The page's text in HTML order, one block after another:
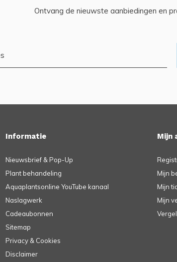
Ontvang de nieuwste aanbiedingen en
Informatie
Nieuwsbrief & Pop-Up
Plant behandeling
Aquaplantsonline YouTube kanaal
Naslagwerk
Cadeaubonnen
Sitemap
Privacy & Cookies
Disclaimer
Mijn
Mijn
Mijn
Mijn